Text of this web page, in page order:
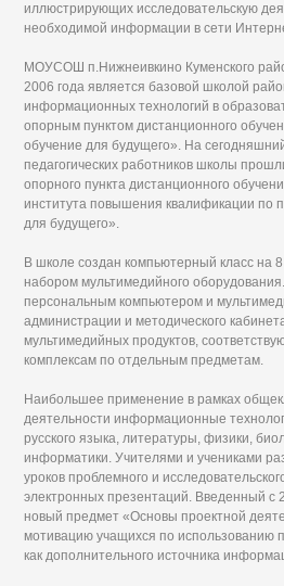
иллюстрирующих исследовательскую
необходимой информации в сети
МОУСОШ п.Нижнеивкино Куменского
2006 года является базовой школой
информационных технологий в
опорным пунктом дистанционного
обучение для будущего». На
педагогических работников школы
опорного пункта дистанционного
института повышения квалификации по
для будущего».
В школе создан компьютерный класс на
набором мультимедийного
персональным компьютером и
администрации и методического
мультимедийных продуктов,
комплексам по отдельным предметам.
Наибольшее применение в рамках
деятельности информационные
русского языка, литературы, физики,
информатики. Учителями и учениками
уроков проблемного и
электронных презентаций. Введенный с
новый предмет «Основы проектной
мотивацию учащихся по использованию
как дополнительного источника